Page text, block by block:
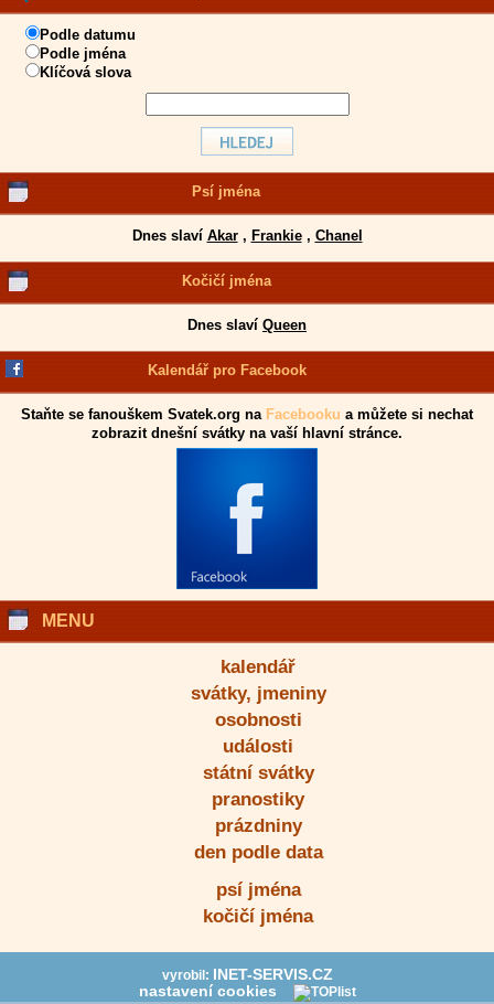
Podle datumu
Podle jména
Klíčová slova
Psí jména
Dnes slaví Akar, Frankie, Chanel
Kočičí jména
Dnes slaví Queen
Kalendář pro Facebook
Staňte se fanouškem Svatek.org na Facebooku a můžete si nechat
zobrazit dnešní svátky na vaší hlavní stránce.
MENU
kalendář
svátky, jmeniny
osobnosti
události
státní svátky
pranostiky
prázdniny
den podle data
psí jména
kočičí jména
vyrobil:
INET-SERVIS.CZ
nastavení cookies